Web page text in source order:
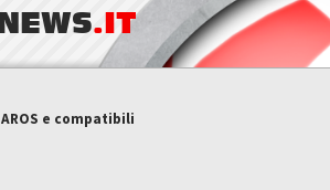
NEWS.IT
AROS e compatibili